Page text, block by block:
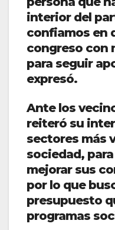
interior del
confiamos en
congreso con
para seguir
expresó.
Ante los
reiteró su
sectores más
sociedad,
mejorar sus
por lo que
presupuesto
programas